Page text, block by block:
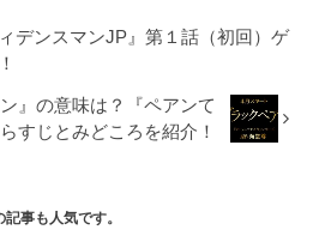
デンスマンJP』第１話（初回）ゲ
』の意味は？『ペアンて
すじとみどころを紹介！
記事も人気です。